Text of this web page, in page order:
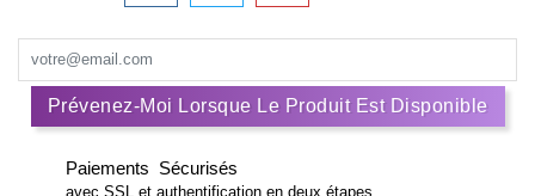
Prévenez-Moi Lorsque Le Produit Est Disponible
Paiements Sécurisés
avec SSL et authentification en deux étapes